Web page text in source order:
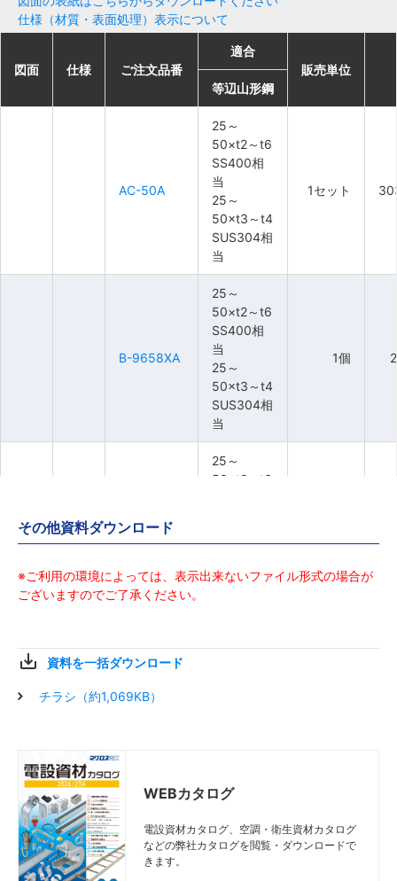
仕様（材質・表面処理）表示について
図面 仕様 ご注文品番
適合
販売単位
等辺山形鋼
AC-50A
25～
50×t2～t6
SS400相
当
25～
50×t3～t4
SUS304相
当
1セット
B-9658XA
25～
50×t2～t6
SS400相
当
25～
50×t3～t4
SUS304相
当
1個
9P-B-9665
25～
50×t2～t6
SUS304相
図面 仕様 ご注文品番
適合
販売単位
等辺山形鋼
AC-50A
25～
50×t2～t6
SS400相
当
25～
50×t3～t4
SUS304相
当
1セット
B-9658XA
25～
50×t2～t6
SS400相
当
25～
50×t3～t4
SUS304相
当
1個
9P-B-9665
25～
50×t2～t6
SUS304相
図面 仕様 ご注文品番
適合
販売単位
等辺山形鋼
AC-50A
25～
50×t2～t6
SS400相
当
25～
50×t3～t4
SUS304相
当
1セット
B-9658XA
25～
50×t2～t6
SS400相
当
25～
50×t3～t4
SUS304相
当
1個
9P-B-9665
25～
50×t2～t6
SUS304相
図面 仕様 ご注文品番
適合
販売単位
等辺山形鋼
AC-50A
25～
50×t2～t6
SS400相
当
25～
50×t3～t4
SUS304相
当
1セット
B-9658XA
25～
50×t2～t6
SS400相
当
25～
50×t3～t4
SUS304相
当
1個
9P-B-9665
25～
50×t2～t6
SUS304相
その他資料ダウンロード
※ご利用の環境によっては、表示出来ないファイル形式の場合が
ございますのでご了承ください。
資料を一括ダウンロード
チラシ（約1,069KB）
WEBカタログ
電設資材カタログ、空調・衛生資材カタログ
などの弊社カタログを閲覧・ダウンロードで
きます。